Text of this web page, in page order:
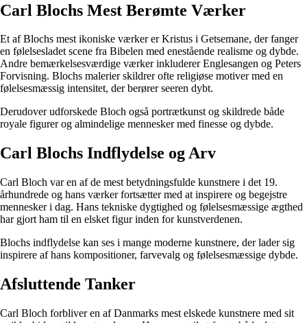
Carl Blochs Mest Berømte Værker
Et af Blochs mest ikoniske værker er Kristus i Getsemane, der fanger
en følelsesladet scene fra Bibelen med enestående realisme og dybde.
Andre bemærkelsesværdige værker inkluderer Englesangen og Peters
Forvisning. Blochs malerier skildrer ofte religiøse motiver med en
følelsesmæssig intensitet, der berører seeren dybt.
Derudover udforskede Bloch også portrætkunst og skildrede både
royale figurer og almindelige mennesker med finesse og dybde.
Carl Blochs Indflydelse og Arv
Carl Bloch var en af de mest betydningsfulde kunstnere i det 19.
århundrede og hans værker fortsætter med at inspirere og begejstre
mennesker i dag. Hans tekniske dygtighed og følelsesmæssige ægthed
har gjort ham til en elsket figur inden for kunstverdenen.
Blochs indflydelse kan ses i mange moderne kunstnere, der lader sig
inspirere af hans kompositioner, farvevalg og følelsesmæssige dybde.
Afsluttende Tanker
Carl Bloch forbliver en af Danmarks mest elskede kunstnere med sit